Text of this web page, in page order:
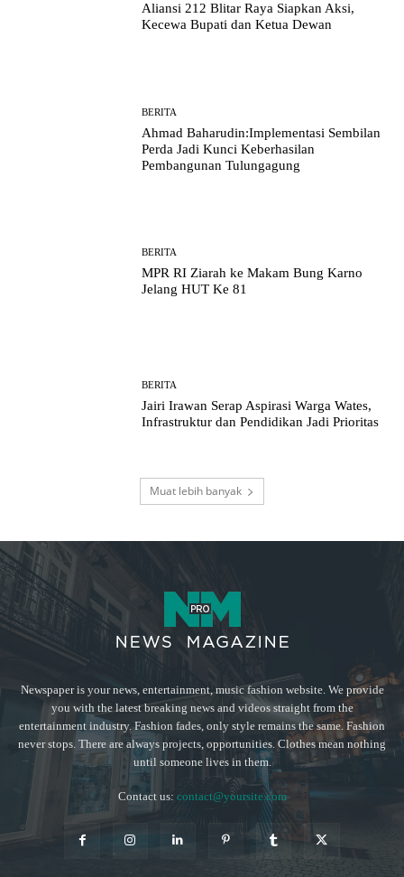
Aliansi 212 Blitar Raya Siapkan Aksi,
Kecewa Bupati dan Ketua Dewan
BERITA
Ahmad Baharudin:Implementasi Sembilan
Perda Jadi Kunci Keberhasilan
Pembangunan Tulungagung
BERITA
MPR RI Ziarah ke Makam Bung Karno
Jelang HUT Ke 81
BERITA
Jairi Irawan Serap Aspirasi Warga Wates,
Infrastruktur dan Pendidikan Jadi Prioritas
Muat lebih banyak
Newspaper is your news, entertainment, music fashion website. We provide
you with the latest breaking news and videos straight from the
entertainment industry. Fashion fades, only style remains the same. Fashion
never stops. There are always projects, opportunities. Clothes mean nothing
until someone lives in them.
Contact us: contact@yoursite.com